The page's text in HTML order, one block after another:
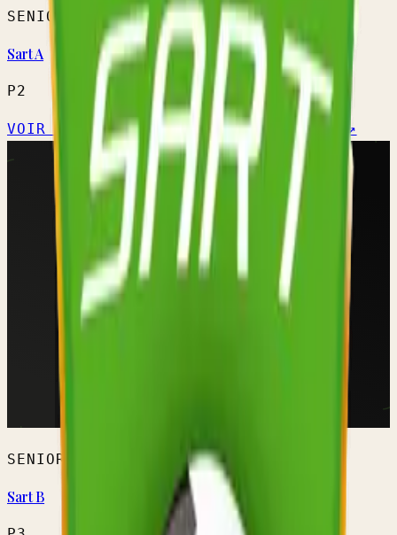
SENIORS HOMMES
Sart A
P2
VOIR L'ÉQUIPE → CALENDRIER OFFICIEL ↗
SENIORS HOMMES
Sart B